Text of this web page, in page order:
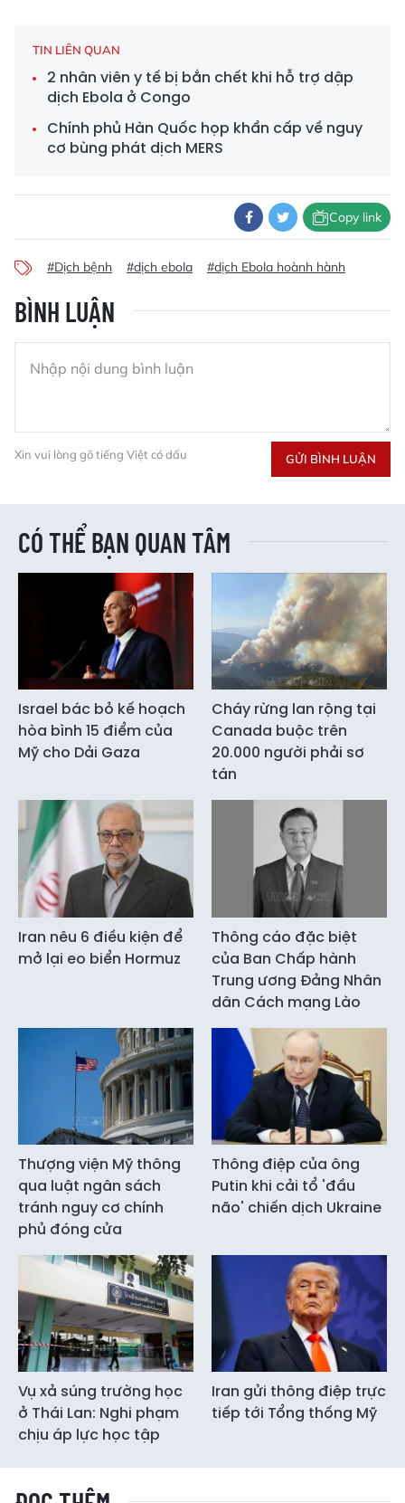
TIN LIÊN QUAN
2 nhân viên y tế bị bắn chết khi hỗ trợ dập
dịch Ebola ở Congo
Chính phủ Hàn Quốc họp khẩn cấp về nguy
cơ bùng phát dịch MERS
Copy link
#Dịch bệnh #dịch ebola #dịch Ebola hoành hành
BÌNH LUẬN
Xin vui lòng gõ tiếng Việt có dấu GỬI BÌNH LUẬN
CÓ THỂ BẠN QUAN TÂM
Israel bác bỏ kế hoạch
hòa bình 15 điểm của
Mỹ cho Dải Gaza
Cháy rừng lan rộng tại
Canada buộc trên
20.000 người phải sơ
tán
Iran nêu 6 điều kiện để
mở lại eo biển Hormuz
Thông cáo đặc biệt
của Ban Chấp hành
Trung ương Đảng Nhân
dân Cách mạng Lào
Thượng viện Mỹ thông
qua luật ngân sách
tránh nguy cơ chính
phủ đóng cửa
Thông điệp của ông
Putin khi cải tổ 'đầu
não' chiến dịch Ukraine
Vụ xả súng trường học
ở Thái Lan: Nghi phạm
chịu áp lực học tập
Iran gửi thông điệp trực
tiếp tới Tổng thống Mỹ